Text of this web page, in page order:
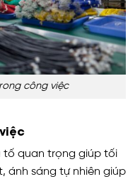
công việc
tố quan trọng giúp tối
ánh sáng tự nhiên giúp